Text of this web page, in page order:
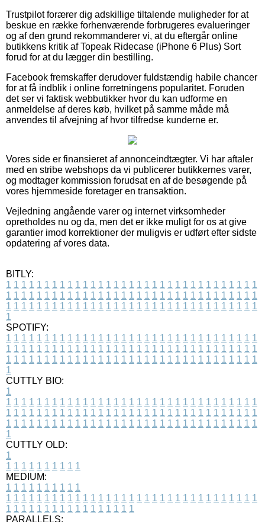
Trustpilot forærer dig adskillige tiltalende muligheder for at
beskue en række forhenværende forbrugeres evalueringer
og af den grund rekommanderer vi, at du eftergår online
butikkens kritik af Topeak Ridecase (iPhone 6 Plus) Sort
forud for at du lægger din bestilling.
Facebook fremskaffer derudover fuldstændig habile chancer
for at få indblik i online forretningens popularitet. Foruden
det ser vi faktisk webbutikker hvor du kan udforme en
anmeldelse af deres køb, hvilket på samme måde må
anvendes til afvejning af hvor tilfredse kunderne er.
Vores side er finansieret af annonceindtægter. Vi har aftaler
med en stribe webshops da vi publicerer butikkernes varer,
og modtager kommission forudsat en af de besøgende på
vores hjemmeside foretager en transaktion.
Vejledning angående varer og internet virksomheder
opretholdes nu og da, men det er ikke muligt for os at give
garantier imod korrektioner der muligvis er udført efter sidste
opdatering af vores data.
BITLY:
1 1 1 1 1 1 1 1 1 1 1 1 1 1 1 1 1 1 1 1 1 1 1 1 1 1 1 1 1 1 1 1 1
1 1 1 1 1 1 1 1 1 1 1 1 1 1 1 1 1 1 1 1 1 1 1 1 1 1 1 1 1 1 1 1 1
1 1 1 1 1 1 1 1 1 1 1 1 1 1 1 1 1 1 1 1 1 1 1 1 1 1 1 1 1 1 1 1 1
1
SPOTIFY:
1 1 1 1 1 1 1 1 1 1 1 1 1 1 1 1 1 1 1 1 1 1 1 1 1 1 1 1 1 1 1 1 1
1 1 1 1 1 1 1 1 1 1 1 1 1 1 1 1 1 1 1 1 1 1 1 1 1 1 1 1 1 1 1 1 1
1 1 1 1 1 1 1 1 1 1 1 1 1 1 1 1 1 1 1 1 1 1 1 1 1 1 1 1 1 1 1 1 1
1
CUTTLY BIO:
1
1 1 1 1 1 1 1 1 1 1 1 1 1 1 1 1 1 1 1 1 1 1 1 1 1 1 1 1 1 1 1 1 1
1 1 1 1 1 1 1 1 1 1 1 1 1 1 1 1 1 1 1 1 1 1 1 1 1 1 1 1 1 1 1 1 1
1 1 1 1 1 1 1 1 1 1 1 1 1 1 1 1 1 1 1 1 1 1 1 1 1 1 1 1 1 1 1 1 1
1
CUTTLY OLD:
1
1 1 1 1 1 1 1 1 1 1
MEDIUM:
1 1 1 1 1 1 1 1 1 1
1 1 1 1 1 1 1 1 1 1 1 1 1 1 1 1 1 1 1 1 1 1 1 1 1 1 1 1 1 1 1 1 1
1 1 1 1 1 1 1 1 1 1 1 1 1 1 1 1 1
PARALLELS: